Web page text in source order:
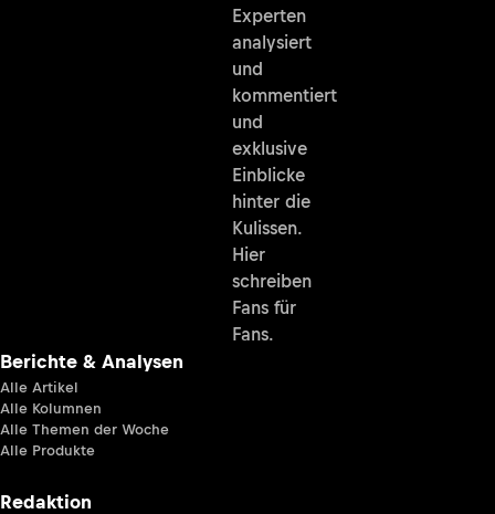
Experten
analysiert
und
kommentiert
und
exklusive
Einblicke
hinter die
Kulissen.
Hier
schreiben
Fans für
Fans.
Berichte & Analysen
Alle Artikel
Alle Kolumnen
Alle Themen der Woche
Alle Produkte
Redaktion